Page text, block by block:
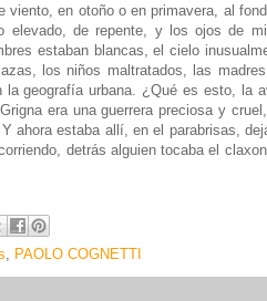
en otoño o en primavera, al
elevado, de repente, y los ojos de
estaban blancas, el cielo
los niños maltratados, las
la geografía urbana. ¿Qué es esto,
era una guerrera preciosa y
ahora estaba allí, en el parabrisas,
detrás alguien tocaba el
, PAOLO COGNETTI